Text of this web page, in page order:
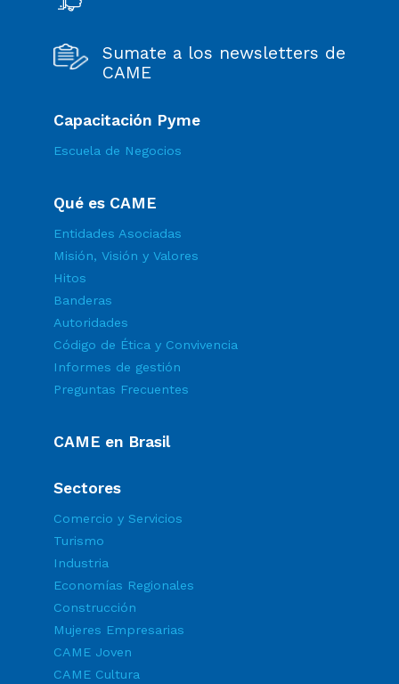
Sumate a los newsletters de
CAME
Capacitación Pyme
Escuela de Negocios
Qué es CAME
Entidades Asociadas
Misión, Visión y Valores
Hitos
Banderas
Autoridades
Código de Ética y Convivencia
Informes de gestión
Preguntas Frecuentes
CAME en Brasil
Sectores
Comercio y Servicios
Turismo
Industria
Economías Regionales
Construcción
Mujeres Empresarias
CAME Joven
CAME Cultura